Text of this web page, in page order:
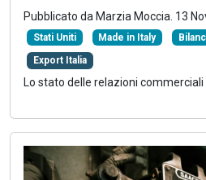
Pubblicato da Marzia Moccia. 13
Stati Uniti Made in Italy
Export Italia
Lo stato delle relazioni commerciali